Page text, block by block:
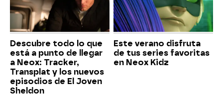
Descubre todo lo que
está a punto de llegar
a Neox: Tracker,
Transplat y los nuevos
episodios de El Joven
Sheldon
Este verano disfruta
de tus series favoritas
en Neox Kidz